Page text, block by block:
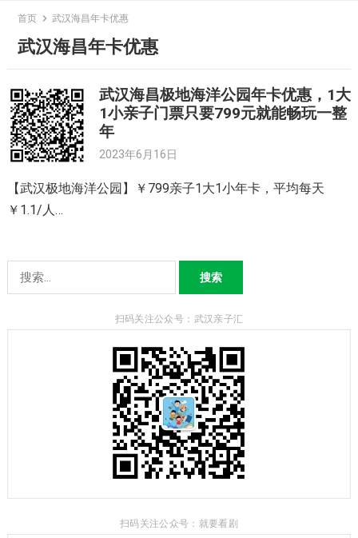
content
首页 武汉海昌年卡优惠
武汉海昌年卡优惠
武汉海昌极地海洋公园年卡优惠，1大
1小亲子门票只要799元就能畅玩一整
年
2023年6月16日
【武汉极地海洋公园】￥799亲子1大1小年卡，平均每天
￥1.1/人…
索：
扫码关注公众号：武汉亲子汇
扫码关注公众号：就要看剧